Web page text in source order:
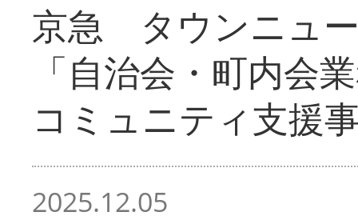
京急 タウンニュ
「自治会・町内会
コミュニティ支援
2025.12.05